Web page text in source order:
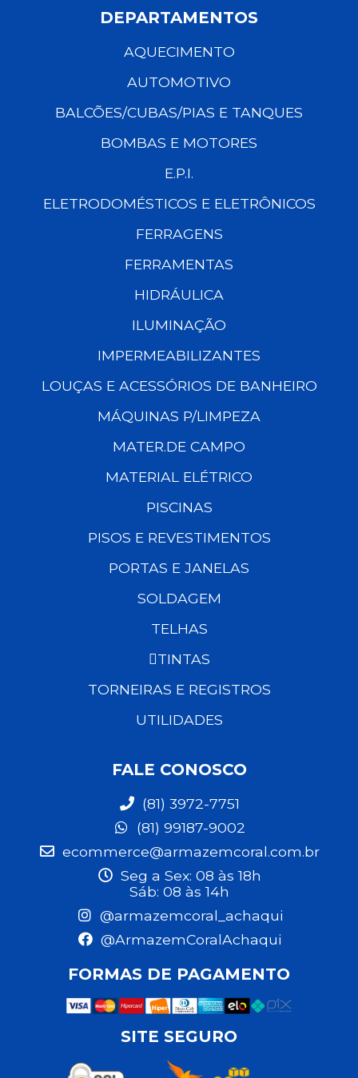
DEPARTAMENTOS
AQUECIMENTO
AUTOMOTIVO
BALCÕES/CUBAS/PIAS E TANQUES
BOMBAS E MOTORES
E.P.I.
ELETRODOMÉSTICOS E ELETRÔNICOS
FERRAGENS
FERRAMENTAS
HIDRÁULICA
ILUMINAÇÃO
IMPERMEABILIZANTES
LOUÇAS E ACESSÓRIOS DE BANHEIRO
MÁQUINAS P/LIMPEZA
MATER.DE CAMPO
MATERIAL ELÉTRICO
PISCINAS
PISOS E REVESTIMENTOS
PORTAS E JANELAS
SOLDAGEM
TELHAS
TINTAS
TORNEIRAS E REGISTROS
UTILIDADES
FALE CONOSCO
(81) 3972-7751
(81) 99187-9002
ecommerce@armazemcoral.com.br
Seg a Sex: 08 às 18h
Sáb: 08 às 14h
@armazemcoral_achaqui
@ArmazemCoralAchaqui
FORMAS DE PAGAMENTO
SITE SEGURO